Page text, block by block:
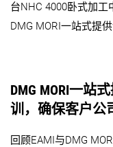
台NHC 4000卧式加
DMG MORI一站式提
DMG MORI一站
训，确保客户公
回顾EAMI与DMG